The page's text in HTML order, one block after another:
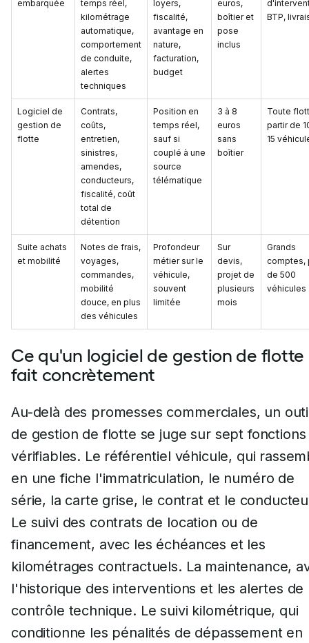
embarquée
temps réel,
kilométrage
automatique,
comportement
de conduite,
alertes
techniques
loyers,
fiscalité,
avantage en
nature,
facturation,
budget
euros,
boîtier et
pose
inclus
BTP,
Logiciel de
gestion de
flotte
Contrats,
coûts,
entretien,
sinistres,
amendes,
conducteurs,
fiscalité, coût
total de
détention
Position en
temps réel,
sauf si
couplé à une
source
télématique
3 à 8
euros
sans
boîtier
Toute
partir de
15
Suite achats
et mobilité
Notes de frais,
voyages,
commandes,
mobilité
douce, en plus
des véhicules
Profondeur
métier sur le
véhicule,
souvent
limitée
Sur
devis,
projet de
plusieurs
mois
Grands
comptes,
de 500
véhicules
Ce qu'un logiciel de gestion de flotte
fait concrètement
Au-delà des promesses commerciales, un
de gestion de flotte se juge sur sept fonctions
vérifiables. Le référentiel véhicule, qui
en une fiche l'immatriculation, le numéro de
série, la carte grise, le contrat et le
Le suivi des contrats de location ou de
financement, avec les échéances et les
kilométrages contractuels. La maintenance,
l'historique des interventions et les alertes de
contrôle technique. Le suivi kilométrique, qui
conditionne les pénalités de dépassement en